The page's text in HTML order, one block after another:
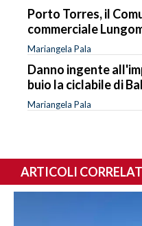
Porto Torres, il
commerciale
Mariangela Pala
Danno ingente
buio la ciclabile di
Mariangela Pala
ARTICOLI